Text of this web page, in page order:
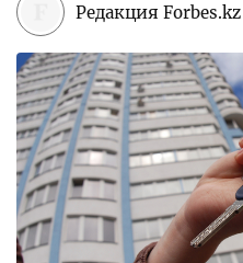
Редакция Forbes.kz